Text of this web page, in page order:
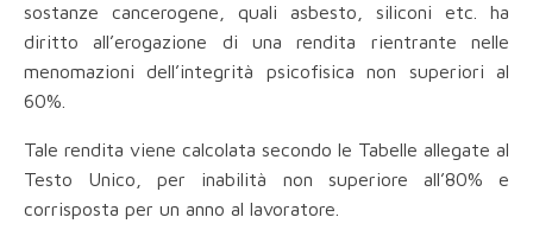
sostanze cancerogene, quali asbesto, siliconi etc. ha
diritto all’erogazione di una rendita rientrante nelle
menomazioni dell’integrità psicofisica non superiori al
60%.
Tale rendita viene calcolata secondo le Tabelle allegate al
Testo Unico, per inabilità non superiore all’80% e
corrisposta per un anno al lavoratore.